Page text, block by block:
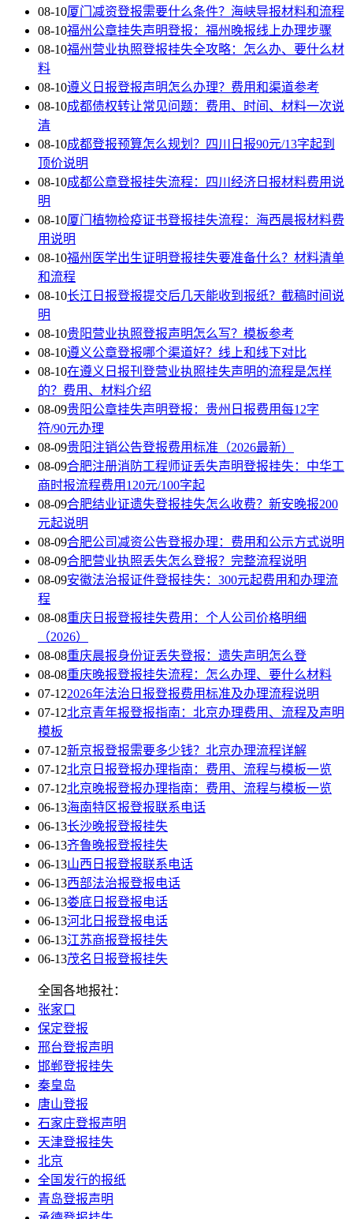
08-10厦门减资登报需要什么条件？海峡导报材料和流程
08-10福州公章挂失声明登报：福州晚报线上办理步骤
08-10福州营业执照登报挂失全攻略：怎么办、要什么材
料
08-10遵义日报登报声明怎么办理？费用和渠道参考
08-10成都债权转让常见问题：费用、时间、材料一次说
清
08-10成都登报预算怎么规划？四川日报90元/13字起到
顶价说明
08-10成都公章登报挂失流程：四川经济日报材料费用说
明
08-10厦门植物检疫证书登报挂失流程：海西晨报材料费
用说明
08-10福州医学出生证明登报挂失要准备什么？材料清单
和流程
08-10长江日报登报提交后几天能收到报纸？截稿时间说
明
08-10贵阳营业执照登报声明怎么写？模板参考
08-10遵义公章登报哪个渠道好？线上和线下对比
08-10在遵义日报刊登营业执照挂失声明的流程是怎样
的？费用、材料介绍
08-09贵阳公章挂失声明登报：贵州日报费用每12字
符/90元办理
08-09贵阳注销公告登报费用标准（2026最新）
08-09合肥注册消防工程师证丢失声明登报挂失：中华工
商时报流程费用120元/100字起
08-09合肥结业证遗失登报挂失怎么收费？新安晚报200
元起说明
08-09合肥公司减资公告登报办理：费用和公示方式说明
08-09合肥营业执照丢失怎么登报？完整流程说明
08-09安徽法治报证件登报挂失：300元起费用和办理流
程
08-08重庆日报登报挂失费用：个人公司价格明细
（2026）
08-08重庆晨报身份证丢失登报：遗失声明怎么登
08-08重庆晚报登报挂失流程：怎么办理、要什么材料
07-122026年法治日报登报费用标准及办理流程说明
07-12北京青年报登报指南：北京办理费用、流程及声明
模板
07-12新京报登报需要多少钱？北京办理流程详解
07-12北京日报登报办理指南：费用、流程与模板一览
07-12北京晚报登报办理指南：费用、流程与模板一览
06-13海南特区报登报联系电话
06-13长沙晚报登报挂失
06-13齐鲁晚报登报挂失
06-13山西日报登报联系电话
06-13西部法治报登报电话
06-13娄底日报登报电话
06-13河北日报登报电话
06-13江苏商报登报挂失
06-13茂名日报登报挂失
全国各地报社：
张家口
保定登报
邢台登报声明
邯郸登报挂失
秦皇岛
唐山登报
石家庄登报声明
天津登报挂失
北京
全国发行的报纸
青岛登报声明